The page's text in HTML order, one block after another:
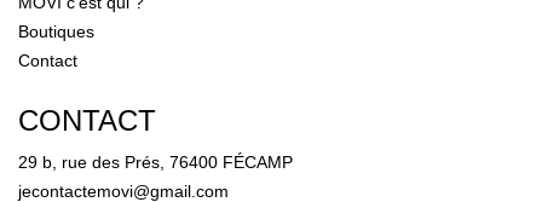
Boutiques
Contact
CONTACT
29 b, rue des Prés, 76400 FÉCAMP
jecontactemovi@gmail.com